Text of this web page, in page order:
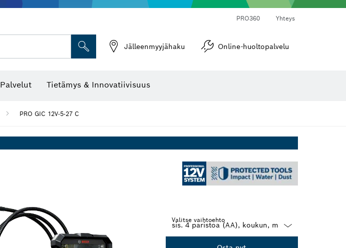
PRO360 Yhteys
Jälleenmyyjähaku Online-huoltopalvelu
Palvelut Tietämys & Innovatiivisuus
PRO GIC 12V-5-27 C
Valitse vaihtoehto